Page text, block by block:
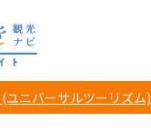
ユニバーサルツーリズム)